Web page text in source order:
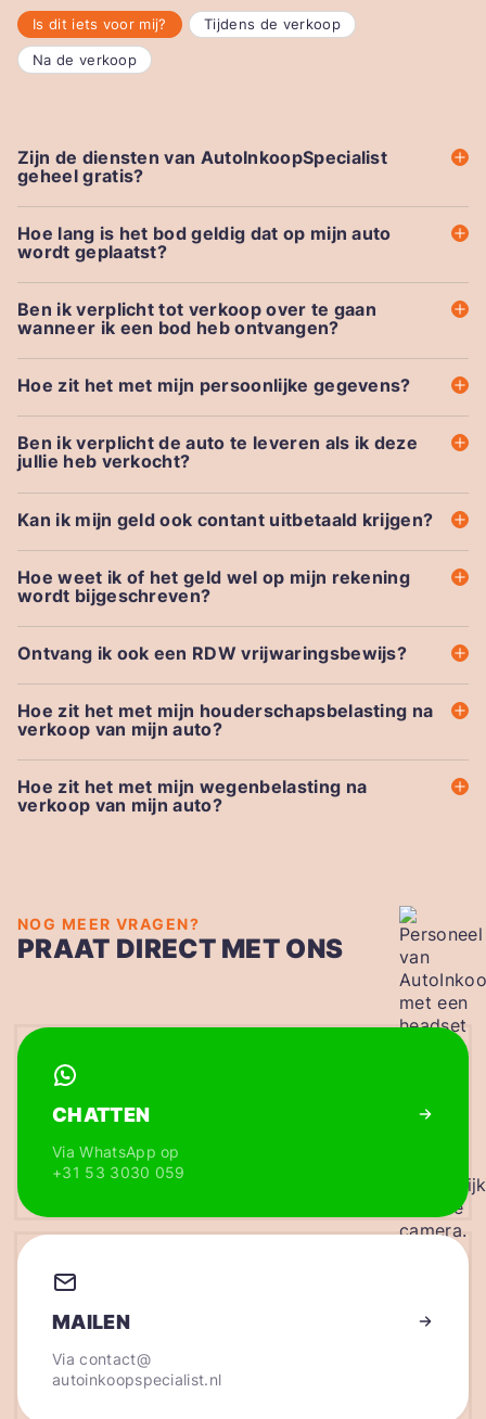
Is dit iets voor mij? Tijdens de verkoop
Na de verkoop
Zijn de diensten van AutoInkoopSpecialist
geheel gratis?
Hoe lang is het bod geldig dat op mijn auto
wordt geplaatst?
Ben ik verplicht tot verkoop over te gaan
wanneer ik een bod heb ontvangen?
Hoe zit het met mijn persoonlijke gegevens?
Ben ik verplicht de auto te leveren als ik deze
jullie heb verkocht?
Kan ik mijn geld ook contant uitbetaald krijgen?
Hoe weet ik of het geld wel op mijn rekening
wordt bijgeschreven?
Ontvang ik ook een RDW vrijwaringsbewijs?
Hoe zit het met mijn houderschapsbelasting na
verkoop van mijn auto?
Hoe zit het met mijn wegenbelasting na
verkoop van mijn auto?
NOG MEER VRAGEN?
PRAAT DIRECT MET ONS
CHATTEN
Via WhatsApp op
+31 53 3030 059
MAILEN
Viacontact@
autoinkoopspecialist.nl